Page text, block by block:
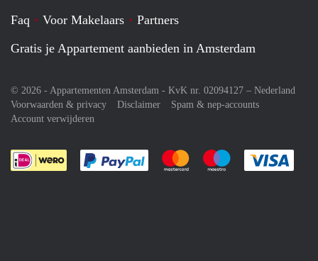
Faq Voor Makelaars
Partners
Gratis je Appartement aanbieden in Amsterdam
© 2026 - Appartementen Amsterdam - KvK nr. 02094127 – Nederland
Voorwaarden & privacy
Disclaimer
Spam & nep-accounts
Account verwijderen
Je rekent gemakkelijk af met Paypal
Je rekent gemakkelijk af met
Je rekent